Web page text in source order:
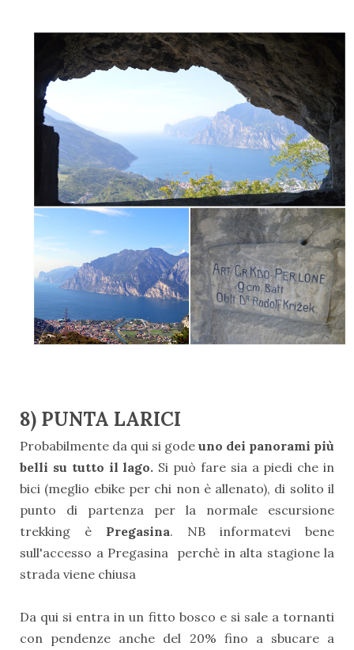
8) PUNTA LARICI
Probabilmente da qui si gode uno dei panorami più
belli su tutto il lago. Si può fare sia a piedi che in
bici (meglio ebike per chi non è allenato), di solito il
punto di partenza per la normale escursione
trekking è Pregasina. NB informatevi bene
sull'accesso a Pregasina perchè in alta stagione la
strada viene chiusa
Da qui si entra in un fitto bosco e si sale a tornanti
con pendenze anche del 20% fino a sbucare a